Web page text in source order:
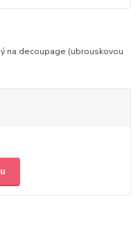
na decoupage (ubrouskovou